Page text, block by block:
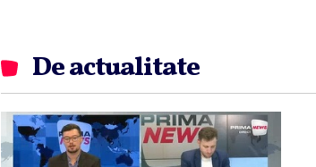
De actualitate